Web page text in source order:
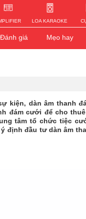
LOA KARAOKE
Đánh giá Mẹo hay
kiện, dàn âm thanh
đám cưới để cho
tâm tổ chức tiệc
định đầu tư dàn âm